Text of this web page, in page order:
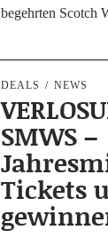
begehr­ten Scotch
DEALS NEWS
SMWS –
Tickets